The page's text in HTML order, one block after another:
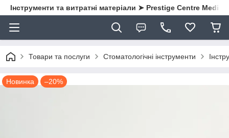
Інструменти та витратні матеріали ➤ Prestige Centre Medical
Товари та послуги Стоматологічні інструменти
Новинка –20%